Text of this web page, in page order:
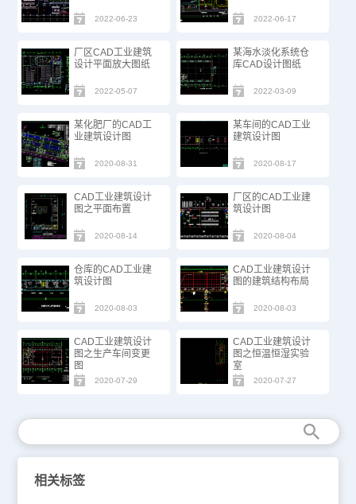
2022-06-23 2022-06-17
厂区CAD工业建筑
设计平面放大图纸
2022-05-07
某海水淡化系统仓
库CAD设计图纸
2022-03-09
某化肥厂的CAD工
业建筑设计图
2020-08-31
某车间的CAD工业
建筑设计图
2020-08-17
CAD工业建筑设计
图之平面布置
2020-08-14
厂区的CAD工业建
筑设计图
2020-08-04
仓库的CAD工业建
筑设计图
2020-08-03
CAD工业建筑设计
图的建筑结构布局
2020-08-03
CAD工业建筑设计
图之生产车间变更
图
2020-07-29
CAD工业建筑设计
图之恒温恒湿实验
室
2020-07-27
相关标签